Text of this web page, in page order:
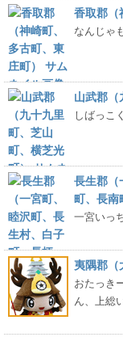
香取郡（
なんじゃ
山武郡（
しばっこ
長生郡（
町、長南
一宮いっ
夷隅郡（
おたっき
ん、上総